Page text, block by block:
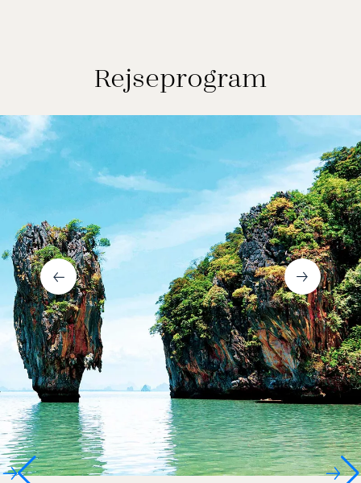
Rejseprogram